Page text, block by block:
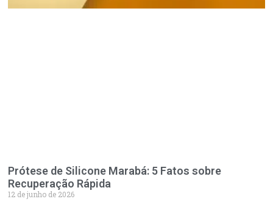
Prótese de Silicone Marabá: 5 Fatos sobre
Recuperação Rápida
12 de junho de 2026